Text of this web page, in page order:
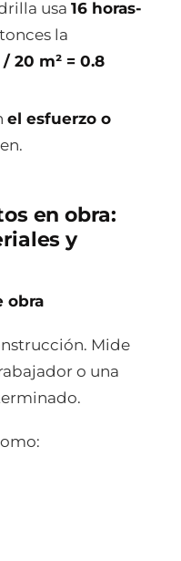
usa 16 horas-
la
/ 20 m² = 0.8
el esfuerzo o
en obra:
y
obra
Mide
o una